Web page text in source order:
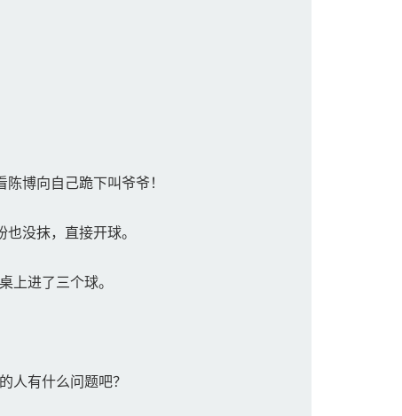
博向自己跪下叫爷爷！
没抹，直接开球。
进了三个球。
人有什么问题吧？